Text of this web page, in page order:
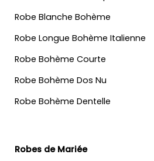
Robe Blanche Bohème
Robe Longue Bohème Italienne
Robe Bohème Courte
Robe Bohème Dos Nu
Robe Bohème Dentelle
Robes de Mariée